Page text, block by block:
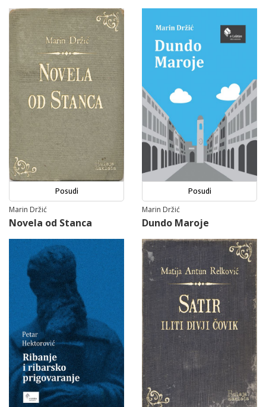
Posudi
Marin Držić
Novela od Stanca
Posudi
Marin Držić
Dundo Maroje